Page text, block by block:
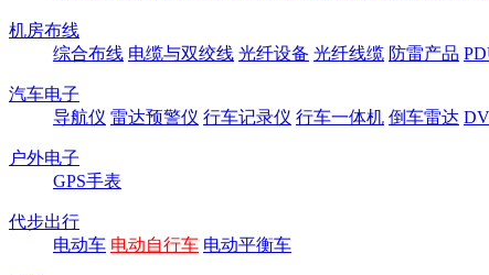
机房布线
综合布线 电缆与双绞线 光纤设备 光纤线缆 防雷产品
汽车电子
导航仪 雷达预警仪 行车记录仪 行车一体机 倒车雷达
户外电子
GPS手表
代步出行
电动车 电动自行车 电动平衡车